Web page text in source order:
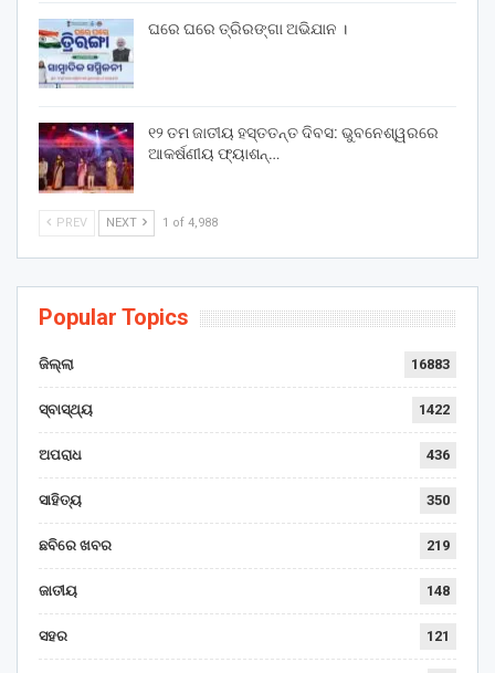
ଘରେ ଘରେ ତ୍ରିରଙ୍ଗା ଅଭିଯାନ ।
୧୨ ତମ ଜାତୀୟ ହସ୍ତତନ୍ତ ଦିବସ: ଭୁବନେଶ୍ୱରରେ
ଆକର୍ଷଣୀୟ ଫ୍ୟାଶନ୍…
PREV NEXT 1 of 4,988
Popular Topics
ଜିଲ୍ଲା 16883
ସ୍ବାସ୍ଥ୍ୟ 1422
ଅପରାଧ 436
ସାହିତ୍ୟ 350
ଛବିରେ ଖବର 219
ଜାତୀୟ 148
ସହର 121